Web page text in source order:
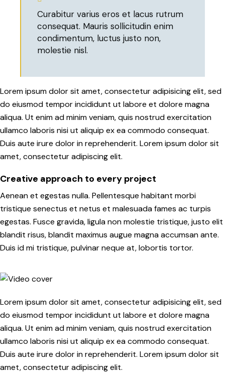
Curabitur varius eros et lacus rutrum
consequat. Mauris sollicitudin enim
condimentum, luctus justo non,
molestie nisl.
Lorem ipsum dolor sit amet, consectetur adipisicing elit, sed
do eiusmod tempor incididunt ut labore et dolore magna
aliqua. Ut enim ad minim veniam, quis nostrud exercitation
ullamco laboris nisi ut aliquip ex ea commodo consequat.
Duis aute irure dolor in reprehenderit. Lorem ipsum dolor sit
amet, consectetur adipiscing elit.
Creative approach to every project
Aenean et egestas nulla. Pellentesque habitant morbi
tristique senectus et netus et malesuada fames ac turpis
egestas. Fusce gravida, ligula non molestie tristique, justo elit
blandit risus, blandit maximus augue magna accumsan ante.
Duis id mi tristique, pulvinar neque at, lobortis tortor.
Lorem ipsum dolor sit amet, consectetur adipisicing elit, sed
do eiusmod tempor incididunt ut labore et dolore magna
aliqua. Ut enim ad minim veniam, quis nostrud exercitation
ullamco laboris nisi ut aliquip ex ea commodo consequat.
Duis aute irure dolor in reprehenderit. Lorem ipsum dolor sit
amet, consectetur adipiscing elit.